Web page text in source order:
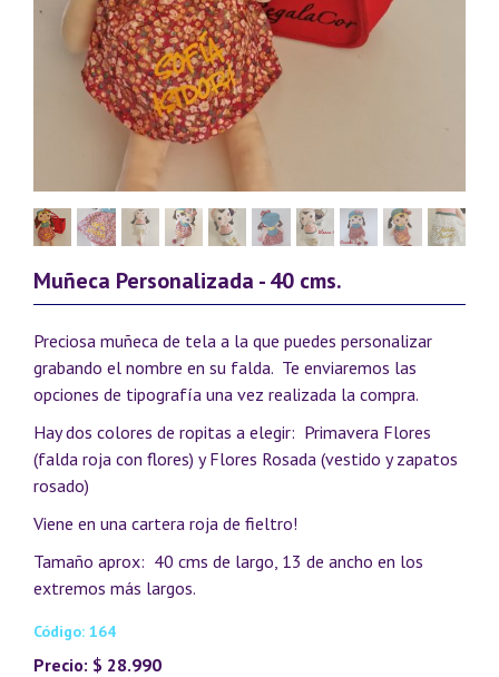
Muñeca Personalizada - 40 cms.
Preciosa muñeca de tela a la que puedes personalizar
grabando el nombre en su falda. Te enviaremos las
opciones de tipografía una vez realizada la compra.
Hay dos colores de ropitas a elegir: Primavera Flores
(falda roja con flores) y Flores Rosada (vestido y zapatos
rosado)
Viene en una cartera roja de fieltro!
Tamaño aprox: 40 cms de largo, 13 de ancho en los
extremos más largos.
Código: 164
Precio: $ 28.990